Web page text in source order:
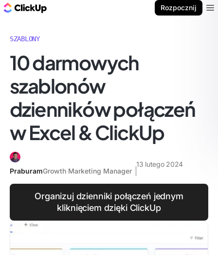
Rozpocznij
SZABLONY
10 darmowych
szablonów
dzienników połączeń
w Excel & ClickUp
PraburamGrowth Marketing Manager
13 lutego 2024
Organizuj dzienniki połączeń jednym
kliknięciem dzięki ClickUp